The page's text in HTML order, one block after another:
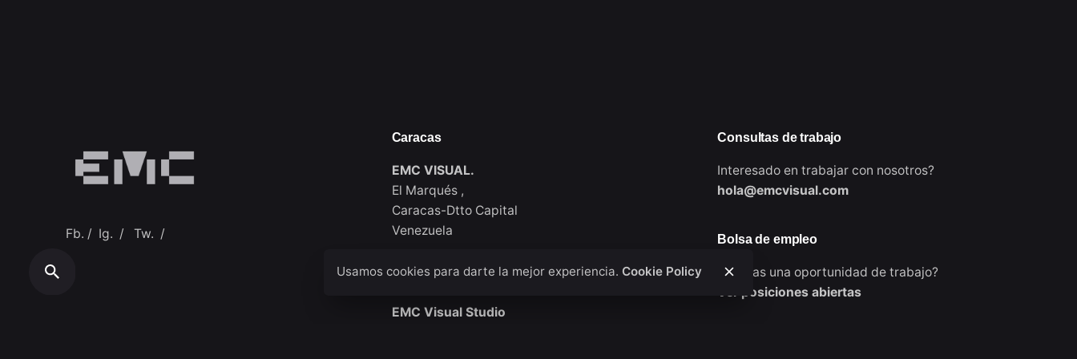
Fb. / Ig. / Tw. /
Caracas
EMC VISUAL.
El Marqués ,
Caracas-Dtto Capital
Venezuela
New York
EMC Visual Studio
Consultas de trabajo
Interesado en trabajar con nosotros?
hola@emcvisual.com
Bolsa de empleo
¿Buscas una oportunidad de trabajo?
Ver posiciones abiertas
Usamos cookies para darte la mejor experiencia. Cookie Policy